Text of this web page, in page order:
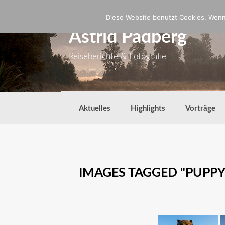
Astrid Padberg
Reiseberichte & Fotografie
Aktuelles Highlights Vorträge
IMAGES TAGGED
Diese Website benutzt Cookies.